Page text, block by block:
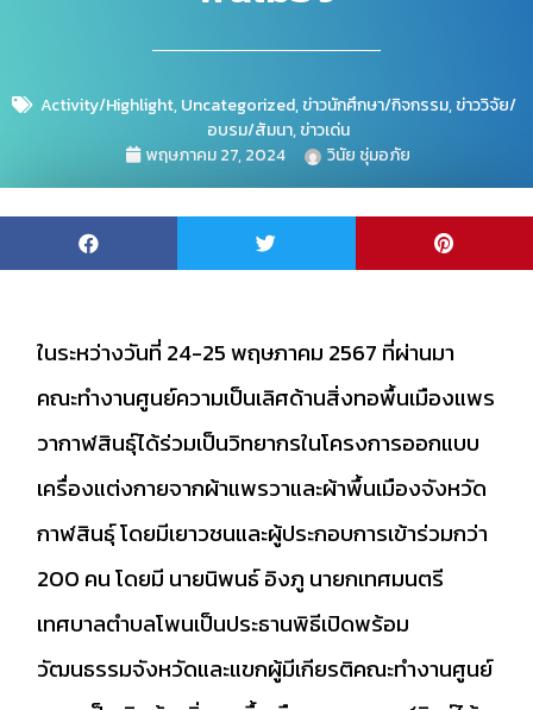
Activity/Highlight,Uncategorized,ข่าวนักศึกษา/กิจกรรม,ข่าววิจัย/
อบรม/สัมนา,ข่าวเด่น
พฤษภาคม 27, 2024
วินัย ชุ่มอภัย
ในระหว่างวันที่ 24-25 พฤษภาคม 2567 ที่ผ่านมา
คณะทำงานศูนย์ความเป็นเลิศด้านสิ่งทอพื้นเมืองแพร
วากาฬสินธุ์ได้ร่วมเป็นวิทยากรในโครงการออกแบบ
เครื่องแต่งกายจากผ้าแพรวาและผ้าพื้นเมืองจังหวัด
กาฬสินธุ์ โดยมีเยาวชนและผู้ประกอบการเข้าร่วมกว่า
200 คน โดยมี นายนิพนธ์ อิงภู นายกเทศมนตรี
เทศบาลตำบลโพนเป็นประธานพิธีเปิดพร้อม
วัฒนธรรมจังหวัดและแขกผู้มีเกียรติคณะทำงานศูนย์